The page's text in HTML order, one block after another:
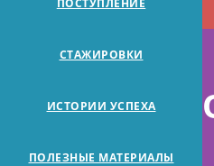
ПОСТУПЛЕНИЕ
СТАЖИРОВКИ
ИСТОРИИ УСПЕХА
ПОЛЕЗНЫЕ МАТЕРИАЛЫ